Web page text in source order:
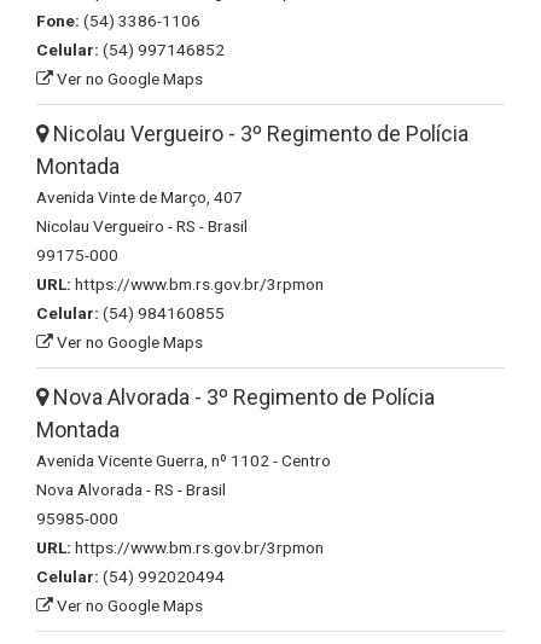
Fone: (54) 3386-1106
Celular: (54) 997146852
Ver no Google Maps
Nicolau Vergueiro - 3º Regimento de Polícia
Montada
Avenida Vinte de Março, 407
Nicolau Vergueiro - RS - Brasil
99175-000
URL: https://www.bm.rs.gov.br/3rpmon
Celular: (54) 984160855
Ver no Google Maps
Nova Alvorada - 3º Regimento de Polícia
Montada
Avenida Vicente Guerra, nº 1102 - Centro
Nova Alvorada - RS - Brasil
95985-000
URL: https://www.bm.rs.gov.br/3rpmon
Celular: (54) 992020494
Ver no Google Maps